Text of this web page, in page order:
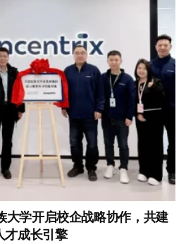
学开启校企战略协作，共建
才成长引擎